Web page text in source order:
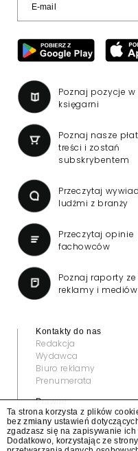
Poznaj pozycje w
księgarni
Poznaj nasze
treści i zostań
subskrybentem
Przeczytaj
ludźmi z branży
Przeczytaj opinie
fachowców
Poznaj raporty
reklamy i mediów
Kontakty do nas
Redakcja
Wydawca
Biuro reklamy
Prenumerata
Prawne:
Regulamin
Klauzula informacyjna
© 2022 — All rights reserved
Ta strona korzysta z plików
bez zmiany ustawień
zgadzasz się na zapisywanie
Dodatkowo, korzystając ze